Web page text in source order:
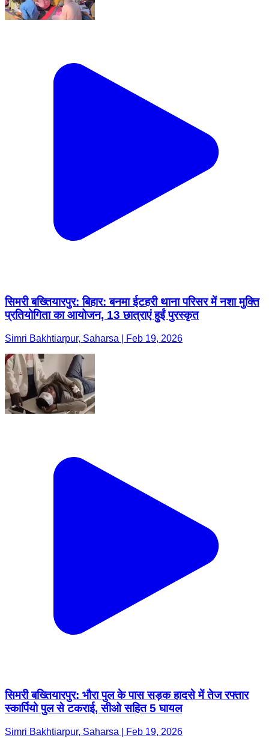
सिमरी बख्तियारपुर: बिहार: बनमा ईटहरी थाना परिसर में नशा मुक्ति
प्रतियोगिता का आयोजन, 13 छात्राएं हुईं पुरस्कृत
Simri Bakhtiarpur, Saharsa | Feb 19, 2026
सिमरी बख्तियारपुर: भौरा पुल के पास सड़क हादसे में तेज रफ्तार
स्कार्पियो पुल से टकराई, सीओ सहित 5 घायल
Simri Bakhtiarpur, Saharsa | Feb 19, 2026